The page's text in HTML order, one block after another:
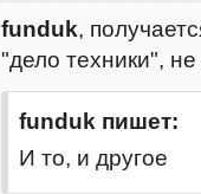
funduk,
"дело техники",
funduk пишет:
И то, и другое